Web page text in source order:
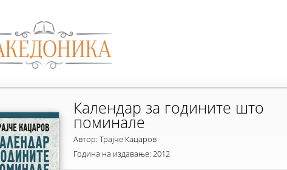
Календар за годините што
поминале
Автор: Трајче Кацаров
Година на издавање: 2012